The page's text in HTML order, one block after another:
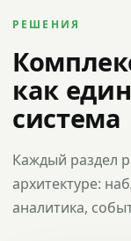
РЕШЕНИЯ
как
система
Каждый раздел
архитектуре:
аналитика,